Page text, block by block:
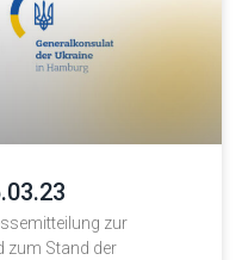
zur
zum Stand der